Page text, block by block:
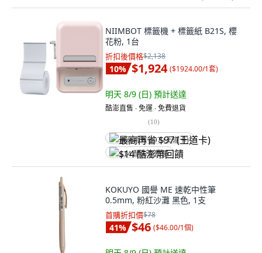
NIIMBOT 標籤機 + 標籤紙 B21S, 櫻
花粉, 1台
折扣後價格$2,138
10% $1,924 ($1924.00/1套)
明天 8/9 (日) 預計送達
酷澎直售 ∙ 免運 ∙ 免費退貨
(10)
最高再省 $97 (王道卡)
$14 酷澎幣回饋
KOKUYO 國譽 ME 速乾中性筆
0.5mm, 粉紅沙灘 黑色, 1支
首購折扣價$78
41% $46 ($46.00/1個)